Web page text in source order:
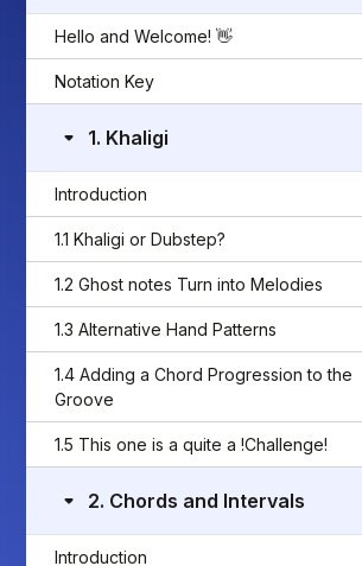
Hello and Welcome! 👋
Notation Key
1. Khaligi
Introduction
1.1 Khaligi or Dubstep?
1.2 Ghost notes Turn into Melodies
1.3 Alternative Hand Patterns
1.4 Adding a Chord Progression to the
Groove
1.5 This one is a quite a !Challenge!
2. Chords and Intervals
Introduction